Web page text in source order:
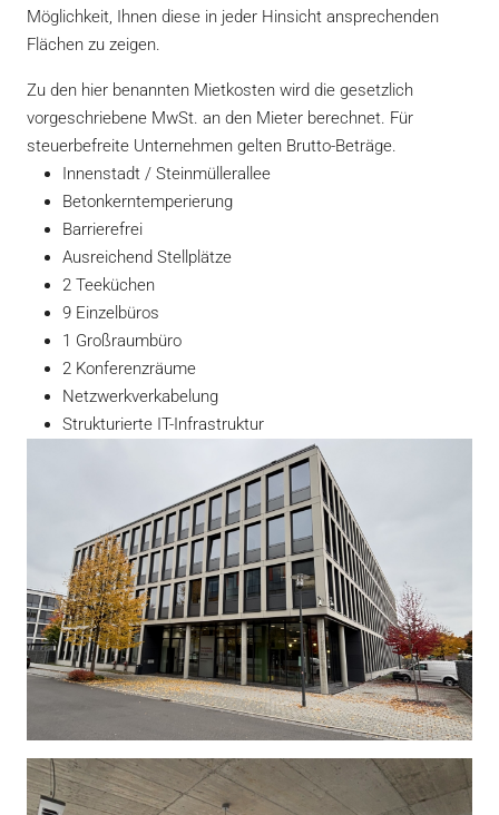
Möglichkeit, Ihnen diese in jeder Hinsicht ansprechenden
Flächen zu zeigen.
Zu den hier benannten Mietkosten wird die gesetzlich
vorgeschriebene MwSt. an den Mieter berechnet. Für
steuerbefreite Unternehmen gelten Brutto-Beträge.
Innenstadt / Steinmüllerallee
Betonkerntemperierung
Barrierefrei
Ausreichend Stellplätze
2 Teeküchen
9 Einzelbüros
1 Großraumbüro
2 Konferenzräume
Netzwerkverkabelung
Strukturierte IT-Infrastruktur